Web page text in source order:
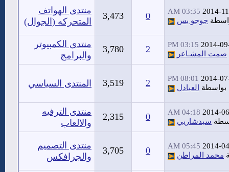
2014-
03:35 AM
جوجو بس 0
3,473
منتدى الهواتف
المتحركه (الجوال)
2014-
03:15 PM
صمت المشـاعر 2
3,780
منتدى الكمبيوتر
والبرامج
2014-
08:01 PM
بواسطة
العبادل 2
3,519 المنتدى السياسي
2014-
04:18 AM
سيدشاريي 0
2,315
منتدى الترفيه
والالعاب
2014-
05:45 AM
محمد المراطن 0
3,705
منتدى التصميم
والجرافكس